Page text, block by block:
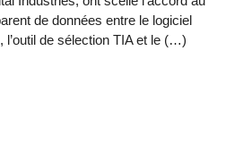
de données entre le logiciel
de sélection TIA et le (…)